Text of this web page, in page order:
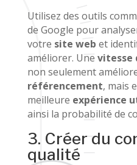
Utilisez des outils
de Google pour
votre site web et
améliorer. Une vitesse
non seulement
référencement, mais
meilleure expérience
ainsi la probabilité de
3. Créer du
qualité